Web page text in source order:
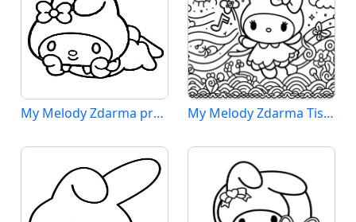
My Melody Zdarma pro Děti My Melody Zdarma Tisknutelná